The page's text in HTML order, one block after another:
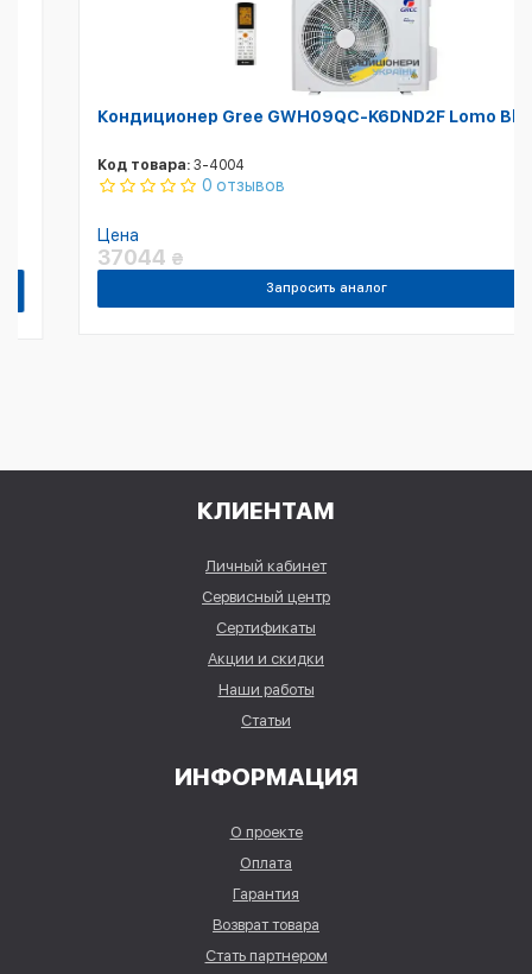
Кондиционер Gree GWH09QC-K6DND2F Lomo Black
Код товара: 3-4004
0 отзывов
37044₴
Запросить аналог
КЛИЕНТАМ
Личный кабинет
Сервисный центр
Сертификаты
Акции и скидки
Наши работы
Статьи
ИНФОРМАЦИЯ
О проекте
Оплата
Гарантия
Возврат товара
Стать партнером